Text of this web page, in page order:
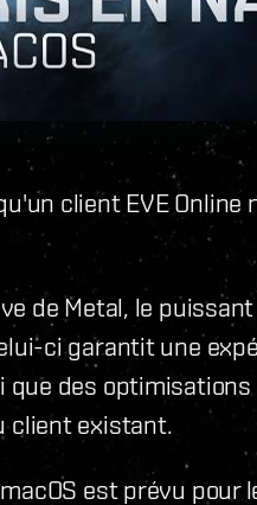
client EVE Online
de Metal, le
ci garantit une
que des
client existant.
est prévu pour